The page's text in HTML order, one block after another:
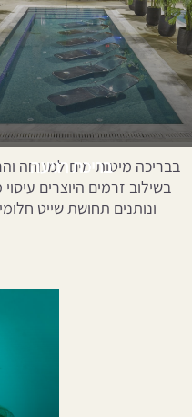
בריכת רגיעה
בבריכה מיטות מים למנוחה
בשילוב זרמים היוצרים עיסוי
ונותנים תחושת שייט